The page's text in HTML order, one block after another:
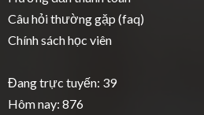
Câu hỏi thường gặp (faq)
Chính sách học viên
Đang trực tuyến: 39
Hôm nay: 876